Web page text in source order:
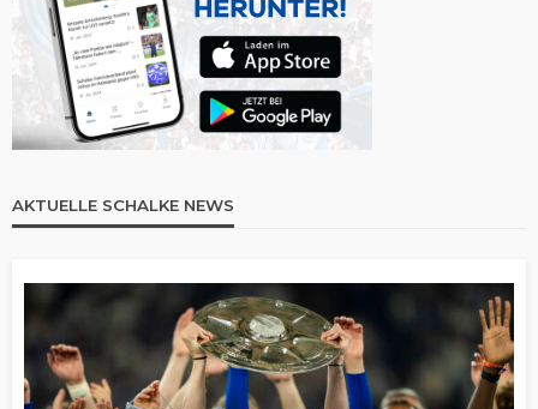
AKTUELLE SCHALKE NEWS